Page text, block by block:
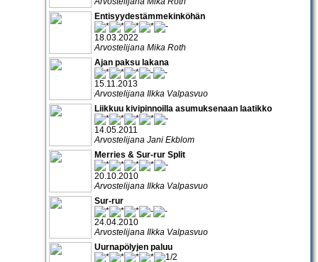
Entisyydestämmekinköhän
18.03.2022
Arvostelijana Mika Roth
Ajan paksu lakana
15.11.2013
Arvostelijana Ilkka Valpasvuo
Liikkuu kivipinnoilla asumuksenaan laatikko
14.05.2011
Arvostelijana Jani Ekblom
Merries & Sur-rur Split
20.10.2010
Arvostelijana Ilkka Valpasvuo
Sur-rur
24.04.2010
Arvostelijana Ilkka Valpasvuo
Uurnapölyjen paluu